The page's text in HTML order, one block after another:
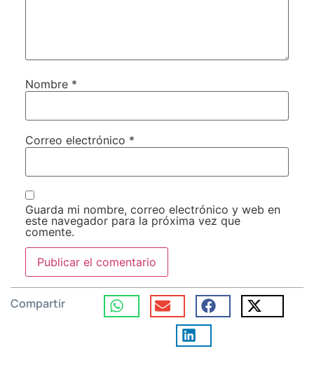
Nombre *
Correo electrónico *
Guarda mi nombre, correo electrónico y web en
este navegador para la próxima vez que
comente.
Compartir